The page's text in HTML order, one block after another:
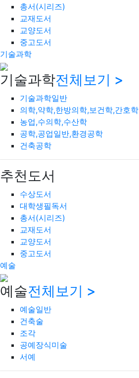
총서(시리즈)
교재도서
교양도서
중고도서
기술과학
기술과학전체보기 >
기술과학일반
의학,약학,한방의학,보건학,간호학
농업,수의학,수산학
공학,공업일반,환경공학
건축공학
추천도서
수상도서
대학생필독서
총서(시리즈)
교재도서
교양도서
중고도서
예술
예술전체보기 >
예술일반
건축술
조각
공예장식미술
서예